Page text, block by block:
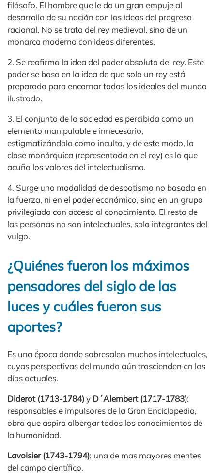
filósofo. El hombre que le da un gran empuje al
desarrollo de su nación con las ideas del progreso
racional. No se trata del rey medieval, sino de un
monarca moderno con ideas diferentes.
2. Se reafirma la idea del poder absoluto del rey. Este
poder se basa en la idea de que solo un rey está
preparado para encarnar todos los ideales del mundo
ilustrado.
3. El conjunto de la sociedad es percibida como un
elemento manipulable e innecesario,
estigmatizándola como inculta, y de este modo, la
clase monárquica (representada en el rey) es la que
acuña los valores del intelectualismo.
4. Surge una modalidad de despotismo no basada en
la fuerza, ni en el poder económico, sino en un grupo
privilegiado con acceso al conocimiento. El resto de
las personas no son intelectuales, solo integrantes del
vulgo.
¿Quiénes fueron los máximos
pensadores del siglo de las
luces y cuáles fueron sus
aportes?
Es una época donde sobresalen muchos intelectuales,
cuyas perspectivas del mundo aún trascienden en los
días actuales.
Diderot (1713-1784)y D´Alembert (1717-1783):
responsables e impulsores de la Gran Enciclopedia,
obra que aspira albergar todos los conocimientos de
la humanidad.
Lavoisier (1743-1794): una de mas mayores mentes
del campo científico.